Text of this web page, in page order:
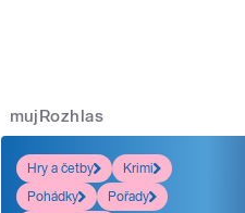
mujRozhlas
Hry a četby
Krimi
Pohádky
Pořady